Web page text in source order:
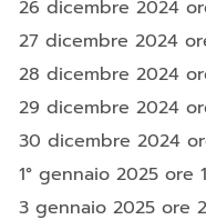
26 dicembre 2024
27 dicembre 2024
28 dicembre 2024
29 dicembre 2024
30 dicembre 2024
1° gennaio 2025 ore
3 gennaio 2025 ore